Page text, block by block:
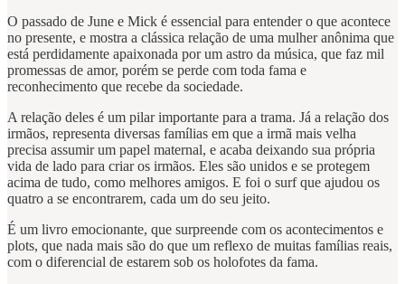
O passado de June e Mick é essencial para entender o que acontece
no presente, e mostra a clássica relação de uma mulher anônima que
está perdidamente apaixonada por um astro da música, que faz mil
promessas de amor, porém se perde com toda fama e
reconhecimento que recebe da sociedade.
A relação deles é um pilar importante para a trama. Já a relação dos
irmãos, representa diversas famílias em que a irmã mais velha
precisa assumir um papel maternal, e acaba deixando sua própria
vida de lado para criar os irmãos. Eles são unidos e se protegem
acima de tudo, como melhores amigos. E foi o surf que ajudou os
quatro a se encontrarem, cada um do seu jeito.
É um livro emocionante, que surpreende com os acontecimentos e
plots, que nada mais são do que um reflexo de muitas famílias reais,
com o diferencial de estarem sob os holofotes da fama.